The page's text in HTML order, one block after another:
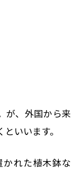
が、外国から来
いいます。
れた植木鉢な